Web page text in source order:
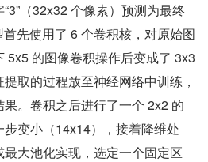
（32x32 个像素）预测为最终
先使用了 6 个卷积核，对原始图
5x5 的图像卷积操作后变成了 3x3
取的过程放至神经网络中训练，
。卷积之后进行了一个 2x2 的
变小（14x14），接着降维处
大池化实现，选定一个固定区